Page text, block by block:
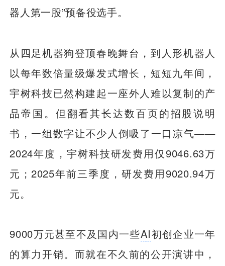
器人第一股”预备役选手。
从四足机器狗登顶春晚舞台，到人形机器人
以每年数倍量级爆发式增长，短短九年间，
宇树科技已然构建起一座外人难以复制的产
品帝国。但翻看其长达数百页的招股说明
书，一组数字让不少人倒吸了一口凉气——
2024年度，宇树科技研发费用仅9046.63万
元；2025年前三季度，研发费用9020.94万
元。
9000万元甚至不及国内一些AI初创企业一年
的算力开销。而就在不久前的公开演讲中，